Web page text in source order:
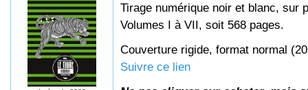
Tirage numérique noir et blanc, sur
Volumes I à VII, soit 568 pages.
Couverture rigide, format normal
Suivre ce lien